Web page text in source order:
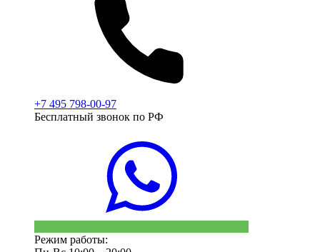
+7 495 798-00-97
Бесплатный звонок по РФ
Режим работы: